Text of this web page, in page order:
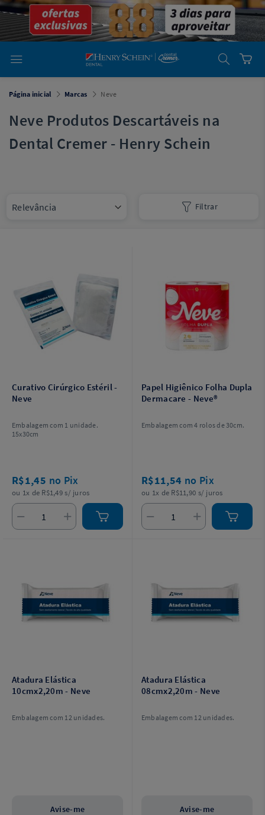
emDental
Cremer -
Henry Schein
Laboratório
Laboratório
emDental
Henry Schein
Cremer
Página inicial Marcas Neve
Neve Produtos Descartáveis na
Dental Cremer - Henry Schein
Curativo Cirúrgico Estéril -
Neve
Embalagem com 1 unidade.
15x30cm
R$1,45 no Pix
ou 1x de R$1,49 s/ juros
Papel Higiênico Folha Dupla
Dermacare - Neve®
Embalagem com 4 rolos de 30cm.
R$11,54 no Pix
ou 1x de R$11,90 s/ juros
Atadura Elástica
10cmx2,20m - Neve
Embalagem com 12 unidades.
Avise-me
Atadura Elástica
08cmx2,20m - Neve
Embalagem com 12 unidades.
Avise-me
Filtrar